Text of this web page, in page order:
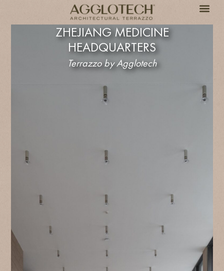
ZHEJIANG MEDICINE
HEADQUARTERS
Terrazzo by Agglotech